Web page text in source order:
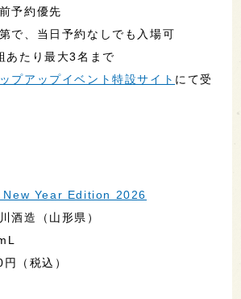
予約優先
で、当日予約なしでも入場可
あたり最大3名まで
プアップイベント特設サイト にて受
New Year Edition 2026
酒造（山形県）
（税込）